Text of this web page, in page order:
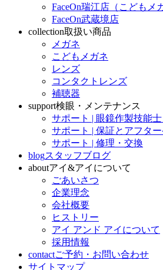
FaceOn瑞江店（こどもメ
FaceOn武蔵境店
collection取扱い商品
メガネ
こどもメガネ
レンズ
コンタクトレンズ
補聴器
support検眼・メンテナンス
サポート | 眼鏡作製技能
サポート | 保証とアフタ
サポート | 修理・交換
blogスタッフブログ
aboutアイ&アイについて
ごあいさつ
企業理念
会社概要
ヒストリー
アイ アンド アイについて
採用情報
contactご予約・お問い合わせ
サイトマップ